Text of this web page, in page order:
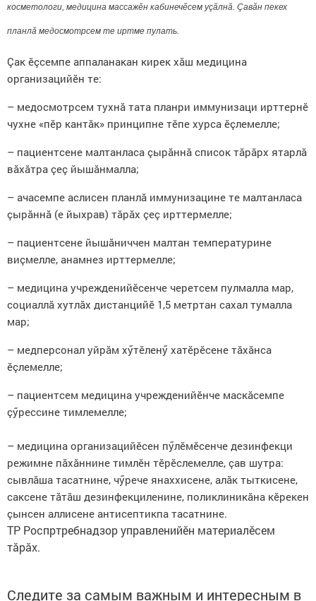
косметологи, медицина массажӗн кабинечӗсем уçăлнă. Çавăн пекех
планлă медосмотрсем те иртме пулать.
Çак ӗçсемпе аппаланакан кирек хăш медицина
организацийӗн те:
– медосмотрсем тухнă тата планри иммунизаци ирттернӗ
чухне «пӗр кантăк» принципне тӗпе хурса ӗçлемелле;
– пациентсене малтанласа çырăннă список тăрăрх ятарлă
вăхăтра çеç йышăнмалла;
– ачасемпе аслисен планлă иммунизацине те малтанласа
çырăннă (е йыхрав) тăрăх çеç ирттермелле;
– пациентсене йышăниччен малтан температурине
виçмелле, анамнез ирттермелле;
– медицина учрежденийӗсенче черетсем пулмалла мар,
социаллă хутлăх дистанцийӗ 1,5 метртан сахал тумалла
мар;
– медперсонал уйрăм хӳтӗленӳ хатӗрӗсене тăхăнса
ӗçлемелле;
– пациентсем медицина учрежденийӗнче маскăсемпе
çӳрессине тимлемелле;
– медицина организацийӗсен пӳлӗмӗсенче дезинфекци
режимне пăхăннине тимлӗн тӗрӗслемелле, çав шутра:
сывлăша тасатнине, чӳрече янаххисене, алăк тыткисене,
саксене тăтăш дезинфекциленине, поликлиникăна кӗрекен
çынсен аллисене антисептикпа тасатнине.
ТР Роспртребнадзор управленийӗн материалӗсем
тăрăх.
Следите за самым важным и интересным в